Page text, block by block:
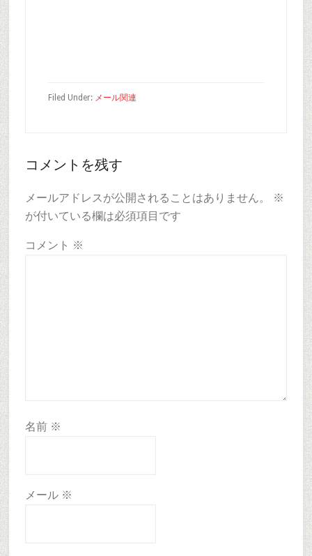
Filed Under: メール関連
Reader
コメントを残す
メールアドレスが公開されることはありません。
※
が付いている欄は必須項目です
コメント ※
名前 ※
メール ※